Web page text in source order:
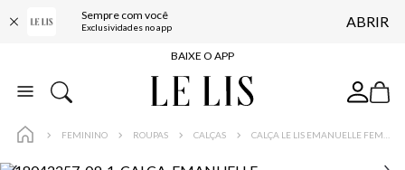
Sempre com você
Exclusividades no app ABRIR
FRETE GRÁTIS*
BAIXE O APP
10% OFF NA PRIMEIRA COMPRA*
FEMININO ROUPAS CALÇAS